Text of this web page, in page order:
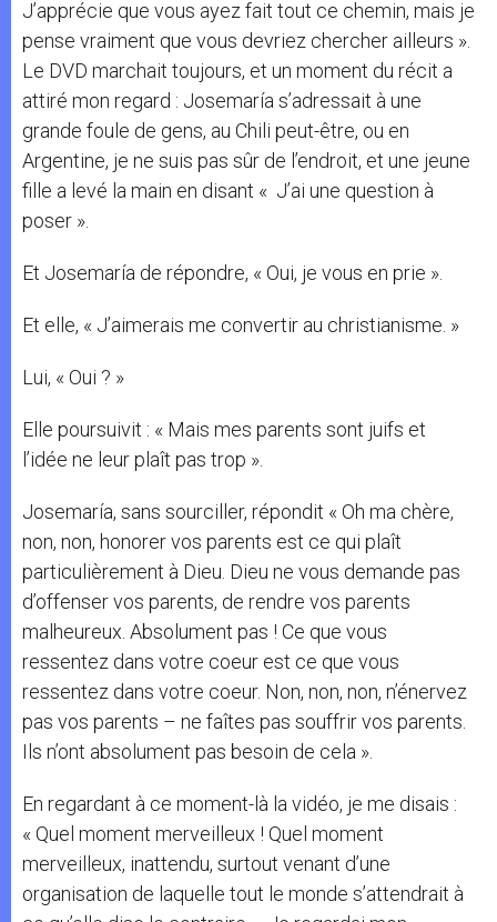
J’apprécie que vous ayez fait tout ce chemin, mais je
pense vraiment que vous devriez chercher ailleurs ».
Le DVD marchait toujours, et un moment du récit a
attiré mon regard : Josemaría s’adressait à une
grande foule de gens, au Chili peut-être, ou en
Argentine, je ne suis pas sûr de l’endroit, et une jeune
fille a levé la main en disant « J’ai une question à
poser ».
Et Josemaría de répondre, « Oui, je vous en prie ».
Et elle, « J’aimerais me convertir au christianisme. »
Lui, « Oui ? »
Elle poursuivit : « Mais mes parents sont juifs et
l’idée ne leur plaît pas trop ».
Josemaría, sans sourciller, répondit « Oh ma chère,
non, non, honorer vos parents est ce qui plaît
particulièrement à Dieu. Dieu ne vous demande pas
d’offenser vos parents, de rendre vos parents
malheureux. Absolument pas ! Ce que vous
ressentez dans votre coeur est ce que vous
ressentez dans votre coeur. Non, non, non, n’énervez
pas vos parents – ne faîtes pas souffrir vos parents.
Ils n’ont absolument pas besoin de cela ».
En regardant à ce moment-là la vidéo, je me disais :
« Quel moment merveilleux ! Quel moment
merveilleux, inattendu, surtout venant d’une
organisation de laquelle tout le monde s’attendrait à